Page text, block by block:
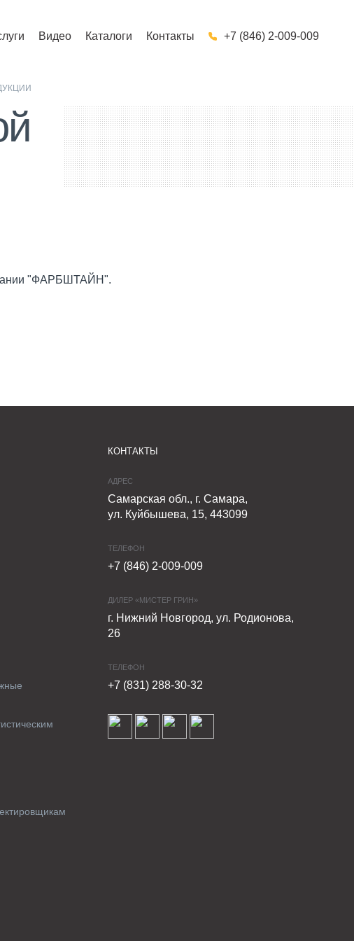
Видео Каталоги Контакты +7 (846) 2-009-009
"ФАРБШТАЙН".
КОНТАКТЫ
АДРЕС
Самарская обл., г. Самара,
ул. Куйбышева, 15, 443099
ТЕЛЕФОН
+7 (846) 2-009-009
ДИЛЕР «МИСТЕР ГРИН»
г. Нижний Новгород, ул. Родионова,
26
ТЕЛЕФОН
+7 (831) 288-30-32